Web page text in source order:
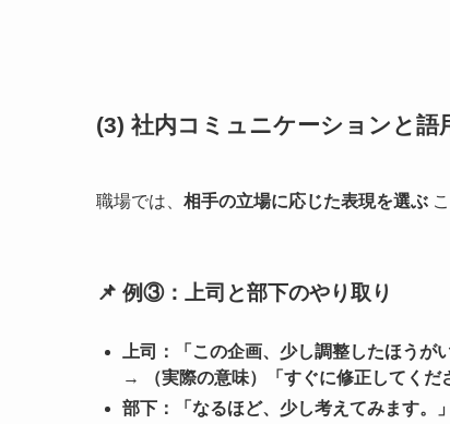
(3) 社内コミュニケーションと語
職場では、 相手の立場に応じた表現を選ぶ
📌 例③：上司と部下のやり取り
上司：「この企画、少し調整したほうが
→
（実際の意味）「すぐに修正してくだ
部下：「なるほど、少し考えてみます。」